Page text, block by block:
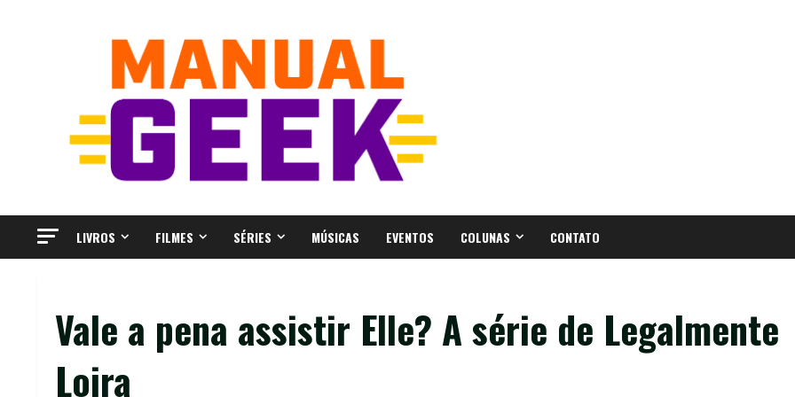
LIVROS FILMES SÉRIES MÚSICAS EVENTOS COLUNAS CONTATO
Vale a pena assistir Elle? A série de Legalmente
Loira